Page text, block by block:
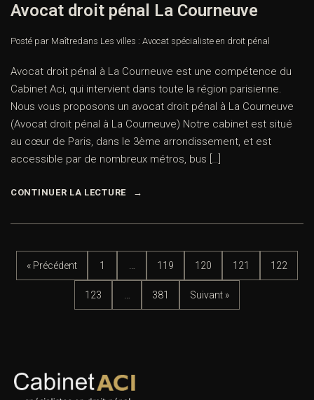
Avocat droit pénal La Courneuve
Posté par Maîtredans Les villes : Avocat spécialiste en droit pénal
Avocat droit pénal à La Courneuve est une compétence du
Cabinet Aci, qui intervient dans toute la région parisienne.
Nous vous proposons un avocat droit pénal à La Courneuve
(Avocat droit pénal à La Courneuve) Notre cabinet est situé
au cœur de Paris, dans le 3ème arrondissement, et est
accessible par de nombreux métros, bus […]
CONTINUER LA LECTURE
« Précédent 1 119 120 121 122
123 381 Suivant »